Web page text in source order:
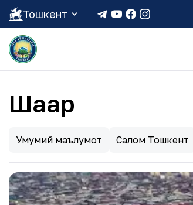
Тошкент
Шаҳар
Умумий маълумот Салом Тошкент